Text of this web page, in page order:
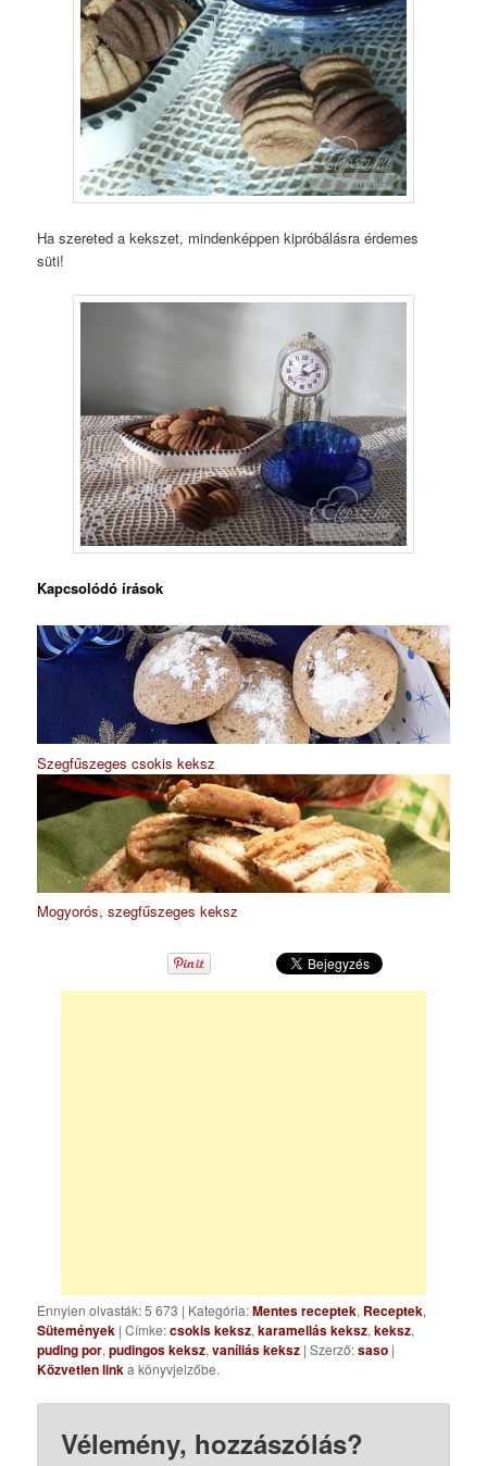
Ha szereted a kekszet, mindenképpen kipróbálásra érdemes
süti!
Kapcsolódó írások
Szegfűszeges csokis keksz
Mogyorós, szegfűszeges keksz
Ennyien olvasták: 5 673 | Kategória:Mentes receptek, Receptek,
Sütemények | Címke:csokis keksz,karamellás keksz,keksz,
puding por,pudingos keksz,vaníliás keksz | Szerző:saso |
Közvetlen linka könyvjelzőbe.
Vélemény, hozzászólás?